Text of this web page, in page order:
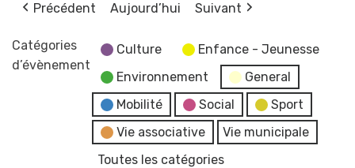
Précédent
Aujourd’hui Suivant
Catégories
d’évènement
Culture
Enfance - Jeunesse
Environnement
General
Mobilité
Social
Sport
Vie associative
Vie municipale
Toutes les catégories